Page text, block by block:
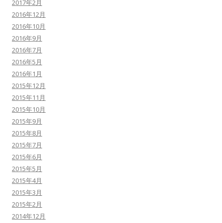
2017年2月
2016年12月
2016年10月
2016年9月
2016年7月
2016年5月
2016年1月
2015年12月
2015年11月
2015年10月
2015年9月
2015年8月
2015年7月
2015年6月
2015年5月
2015年4月
2015年3月
2015年2月
2014年12月